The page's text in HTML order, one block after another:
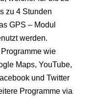
zu 4 Stunden
GPS – Modul
werden.
wie
Maps, YouTube,
und Twitter
Programme via